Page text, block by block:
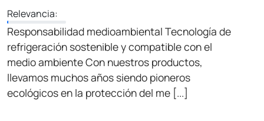
Relevancia:
Responsabilidad medioambiental Tecnología de
refrigeración sostenible y compatible con el
medio ambiente Con nuestros productos,
llevamos muchos años siendo pioneros
ecológicos en la protección del me [...]